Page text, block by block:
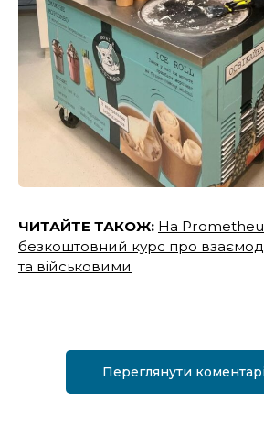
ЧИТАЙТЕ ТАКОЖ: На
безкоштовний курс про
та військовими
Переглянути